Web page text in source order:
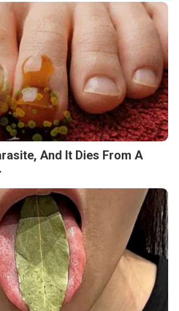
And It Dies From A